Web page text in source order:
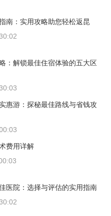
南：实用攻略助您轻松返昆
：解锁最佳住宿体验的五大区
惠游：探秘最佳路线与省钱攻
费用详解
医院：选择与评估的实用指南